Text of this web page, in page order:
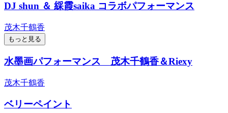
DJ shun ＆ 綵霞saika コラボパフォーマンス
茂木千鶴香
もっと見る
水墨画パフォーマンス 茂木千鶴香＆Riexy
茂木千鶴香
ベリーペイント